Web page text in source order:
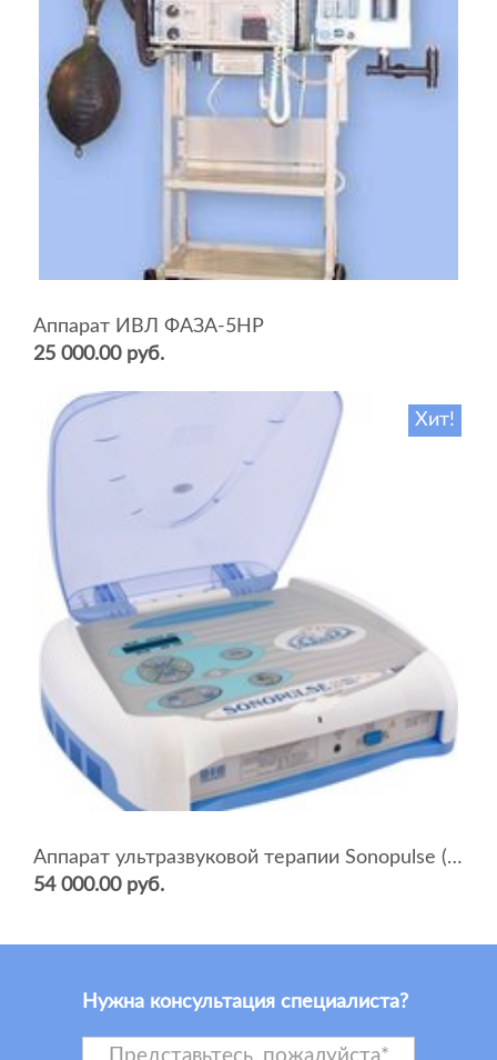
Аппарат ИВЛ ФАЗА-5НР
25 000.00 руб.
Хит!
Аппарат ультразвуковой терапии Sonopulse (мультичастотный 1 и 3 Мгц)
54 000.00 руб.
Нужна консультация специалиста?